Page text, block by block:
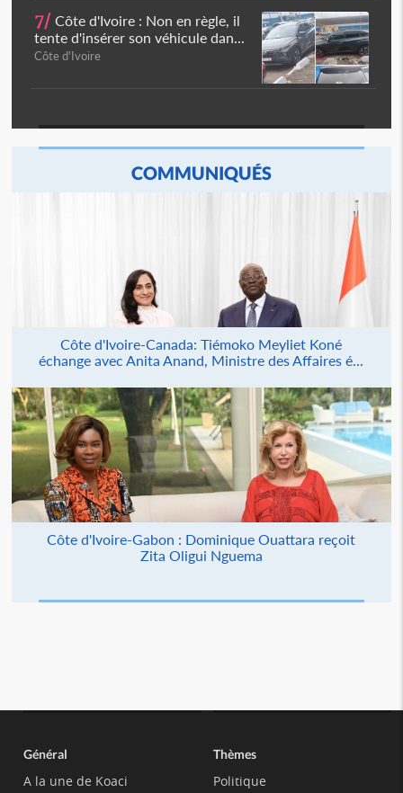
7/ Côte d'Ivoire : Non en règle, il
tente d'insérer son véhicule dan...
Côte d'Ivoire
COMMUNIQUÉS
Côte d'Ivoire-Canada: Tiémoko Meyliet Koné
échange avec Anita Anand, Ministre des Affaires é...
Côte d'Ivoire-Gabon : Dominique Ouattara reçoit
Zita Oligui Nguema
Général
A la une de Koaci
Thèmes
Politique